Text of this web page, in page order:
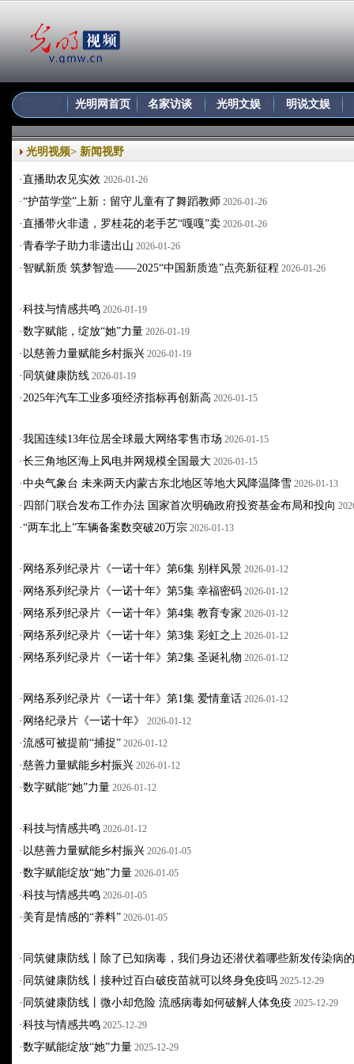
光明网首页 名家访谈 光明文娱 明说文娱
光明视频> 新闻视野
·直播助农见实效 2026-01-26
·“护苗学堂”上新：留守儿童有了舞蹈教师 2026-01-26
·直播带火非遗，罗桂花的老手艺“嘎嘎”卖 2026-01-26
·青春学子助力非遗出山 2026-01-26
·智赋新质 筑梦智造——2025“中国新质造”点亮新征程 2026-01-26
·科技与情感共鸣 2026-01-19
·数字赋能，绽放“她”力量 2026-01-19
· 以慈善力量赋能乡村振兴 2026-01-19
· 同筑健康防线 2026-01-19
·2025年汽车工业多项经济指标再创新高 2026-01-15
·我国连续13年位居全球最大网络零售市场 2026-01-15
·长三角地区海上风电并网规模全国最大 2026-01-15
·中央气象台 未来两天内蒙古东北地区等地大风降温降雪 2026-01-13
· 四部门联合发布工作办法 国家首次明确政府投资基金布局和投向
·“两车北上”车辆备案数突破20万宗 2026-01-13
· 网络系列纪录片《一诺十年》第6集 别样风景 2026-01-12
· 网络系列纪录片《一诺十年》第5集 幸福密码 2026-01-12
· 网络系列纪录片《一诺十年》第4集 教育专家 2026-01-12
· 网络系列纪录片《一诺十年》第3集 彩虹之上 2026-01-12
· 网络系列纪录片《一诺十年》第2集 圣诞礼物 2026-01-12
· 网络系列纪录片《一诺十年》第1集 爱情童话 2026-01-12
· 网络纪录片《一诺十年》 2026-01-12
·流感可被提前“捕捉” 2026-01-12
·慈善力量赋能乡村振兴 2026-01-12
·数字赋能“她”力量 2026-01-12
·科技与情感共鸣 2026-01-12
· 以慈善力量赋能乡村振兴 2026-01-05
·数字赋能绽放“她”力量 2026-01-05
·科技与情感共鸣 2026-01-05
· 美育是情感的“养料” 2026-01-05
· 同筑健康防线丨除了已知病毒，我们身边还潜伏着哪些新发传染病
· 同筑健康防线丨接种过百白破疫苗就可以终身免疫吗 2025-12-29
· 同筑健康防线丨微小却危险 流感病毒如何破解人体免疫 2025-12-29
·科技与情感共鸣 2025-12-29
·数字赋能绽放“她”力量 2025-12-29